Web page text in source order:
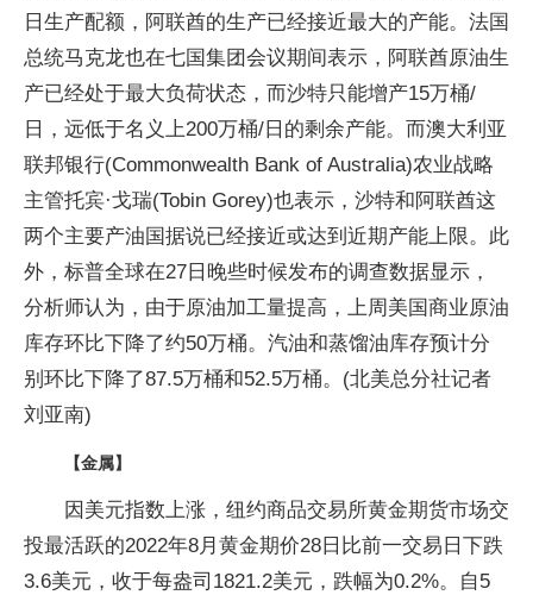
日生产配额，阿联酋的生产已经接近最大的产能。法国
总统马克龙也在七国集团会议期间表示，阿联酋原油生
产已经处于最大负荷状态，而沙特只能增产15万桶/
日，远低于名义上200万桶/日的剩余产能。而澳大利亚
联邦银行(Commonwealth Bank of Australia)农业战略
主管托宾·戈瑞(Tobin Gorey)也表示，沙特和阿联酋这
两个主要产油国据说已经接近或达到近期产能上限。此
外，标普全球在27日晚些时候发布的调查数据显示，
分析师认为，由于原油加工量提高，上周美国商业原油
库存环比下降了约50万桶。汽油和蒸馏油库存预计分
别环比下降了87.5万桶和52.5万桶。(北美总分社记者
刘亚南)
【金属】
因美元指数上涨，纽约商品交易所黄金期货市场交
投最活跃的2022年8月黄金期价28日比前一交易日下跌
3.6美元，收于每盎司1821.2美元，跌幅为0.2%。自5